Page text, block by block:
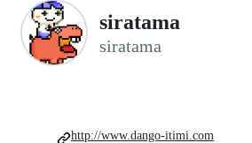
siratama
siratama
http://www.dango-itimi.com